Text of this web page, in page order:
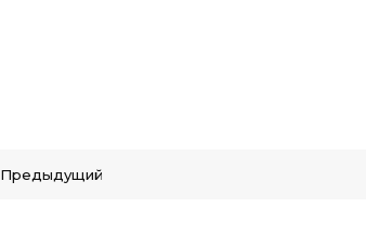
Предыдущий